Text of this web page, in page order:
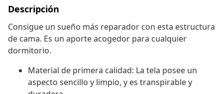
Descripción
Consigue un sueño más reparador con esta estructura
de cama. Es un aporte acogedor para cualquier
dormitorio.
Material de primera calidad: La tela posee un
aspecto sencillo y limpio, y es transpirable y